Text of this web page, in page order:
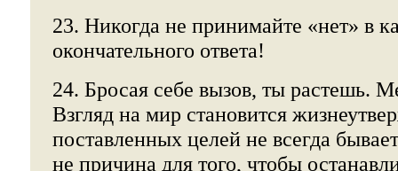
23. Никогда не принимайте «нет» в
окончательного ответа!
24. Бросая себе вызов, ты растешь.
Взгляд на мир становится
поставленных целей не всегда
не причина для того, чтобы